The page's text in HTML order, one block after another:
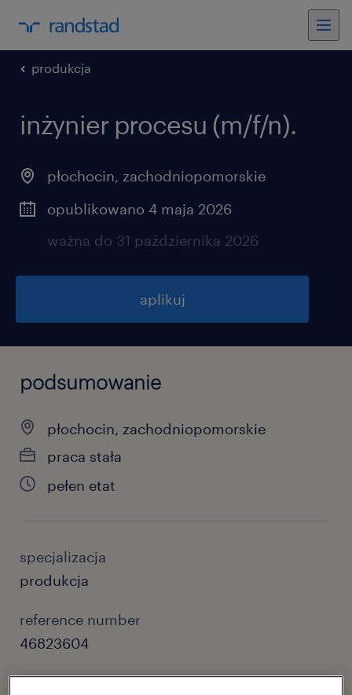
produkcja
inżynier procesu (m/f/n).
płochocin, zachodniopomorskie
opublikowano 4 maja 2026
ważna do 31 października 2026
aplikuj
podsumowanie
płochocin, zachodniopomorskie
praca stała
pełen etat
specjalizacja
produkcja
reference number
46823604